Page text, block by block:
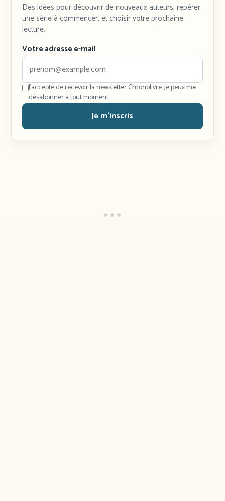
Des idées pour découvrir de nouveaux auteurs, repérer
une série à commencer, et choisir votre prochaine
lecture.
Votre adresse e-mail
J'accepte de recevoir la newsletter Chronolivre. Je peux me
désabonner à tout moment.